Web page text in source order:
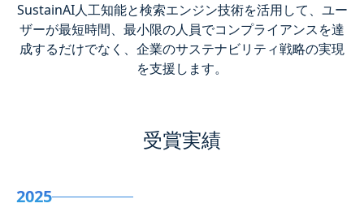
SustainAI人工知能と検索エンジン技術を活用して、ユー
ザーが最短時間、最小限の人員でコンプライアンスを達
成するだけでなく、企業のサステナビリティ戦略の実現
を支援します。
受賞実績
2025